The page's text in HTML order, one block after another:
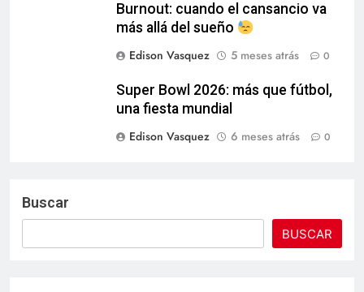
Burnout: cuando el cansancio va
más allá del sueño
Edison Vasquez
5 meses atrás 0
Super Bowl 2026: más que fútbol,
una fiesta mundial
Edison Vasquez
6 meses atrás 0
Buscar
BUSCAR